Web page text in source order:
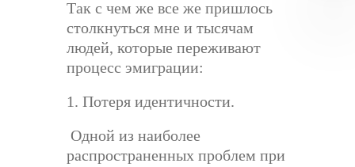
Так с чем же все же пришлось
столкнуться мне и тысячам
людей, которые переживают
процесс эмиграции:
1. Потеря идентичности.
Одной из наиболее
распространенных проблем при